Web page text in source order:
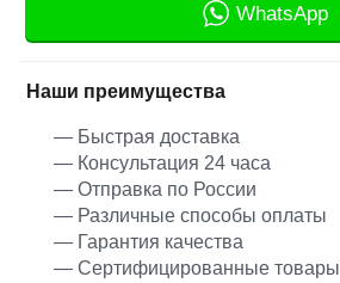
WhatsApp
Наши преимущества
— Быстрая доставка
— Консультация 24 часа
— Отправка по России
— Различные способы оплаты
— Гарантия качества
— Сертифицированные товары